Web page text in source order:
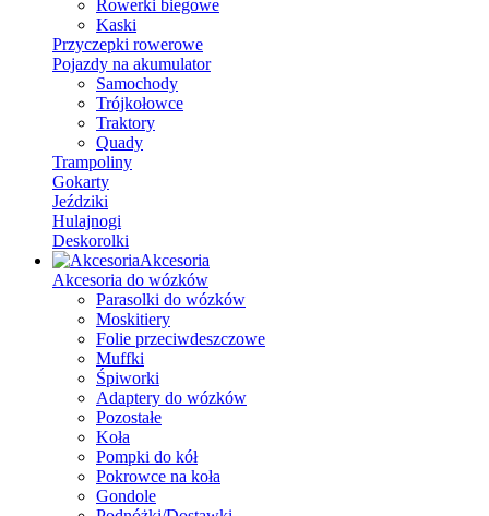
Rowerki biegowe
Kaski
Przyczepki rowerowe
Pojazdy na akumulator
Samochody
Trójkołowce
Traktory
Quady
Trampoliny
Gokarty
Jeździki
Hulajnogi
Deskorolki
Akcesoria
Akcesoria do wózków
Parasolki do wózków
Moskitiery
Folie przeciwdeszczowe
Muffki
Śpiworki
Adaptery do wózków
Pozostałe
Koła
Pompki do kół
Pokrowce na koła
Gondole